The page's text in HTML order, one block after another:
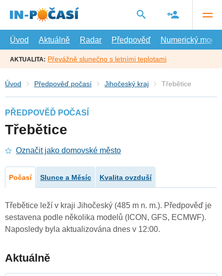
hlavní
Úvod
Aktuálně Radar Předpověď Numerický model
AKTUALITA: Převážně slunečno s letními teplotami
Úvod Předpověď počasí Jihočeský kraj Třebětice
PŘEDPOVĚĎ POČASÍ
Třebětice
Označit jako domovské město
Počasí Slunce a Měsíc Kvalita ovzduší
Třebětice leží v kraji Jihočeský (485 m n. m.). Předpověď je
sestavena podle několika modelů (ICON, GFS, ECMWF).
Naposledy byla aktualizována dnes v 12:00.
Aktuálně